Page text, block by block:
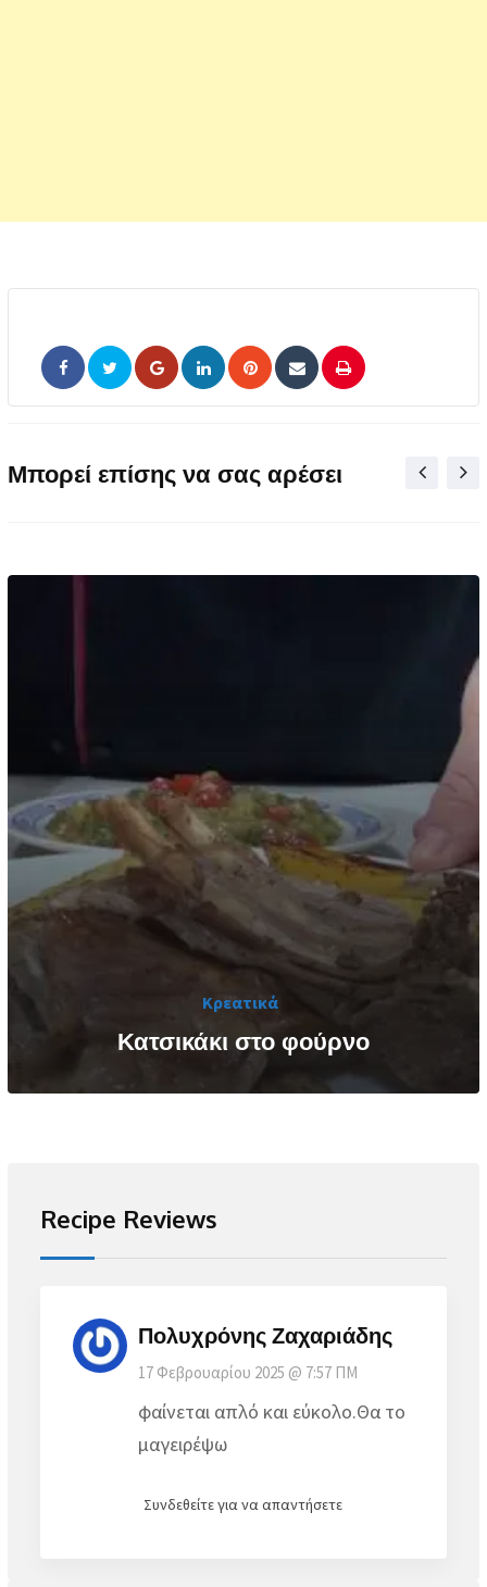
Google+LinkedInPinterestShare Print
Μπορεί επίσης να σας αρέσει
Κρεατικά
Κατσικάκι στο φούρνο
Recipe Reviews
Πολυχρόνης Ζαχαριάδης
17 Φεβρουαρίου 2025 @ 7:57 ΠΜ
φαίνεται απλό και εύκολο.Θα το
μαγειρέψω
Συνδεθείτε για να απαντήσετε